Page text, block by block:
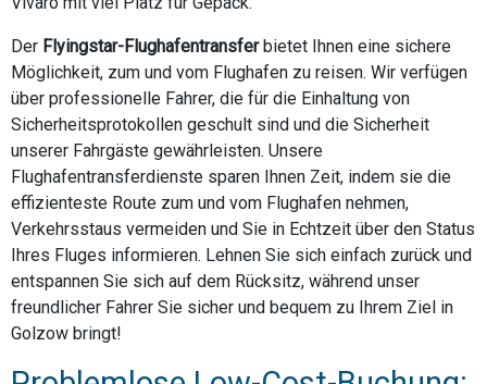
Der Flyingstar-Flughafentransferbietet Ihnen eine sichere
Möglichkeit, zum und vom Flughafen zu reisen. Wir verfügen
über professionelle Fahrer, die für die Einhaltung von
Sicherheitsprotokollen geschult sind und die Sicherheit
unserer Fahrgäste gewährleisten. Unsere
Flughafentransferdienste sparen Ihnen Zeit, indem sie die
effizienteste Route zum und vom Flughafen nehmen,
Verkehrsstaus vermeiden und Sie in Echtzeit über den Status
Ihres Fluges informieren. Lehnen Sie sich einfach zurück und
entspannen Sie sich auf dem Rücksitz, während unser
freundlicher Fahrer Sie sicher und bequem zu Ihrem Ziel in
Golzow bringt!